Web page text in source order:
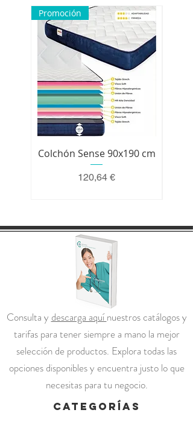
Promoción
Colchón Sense 90x190 cm
Precio
120,64 €
Consulta y descarga aquínuestros catálogos y
tarifas para tener siempre a mano la mejor
selección de productos. Explora todas las
opciones disponibles y encuentra justo lo que
necesitas para tu negocio.
categorías